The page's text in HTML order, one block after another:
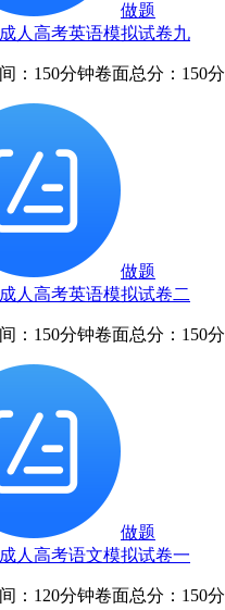
做题
人高考英语模拟试卷九
：150分钟卷面总分：150分
做题
人高考英语模拟试卷二
：150分钟卷面总分：150分
做题
人高考语文模拟试卷一
：120分钟卷面总分：150分